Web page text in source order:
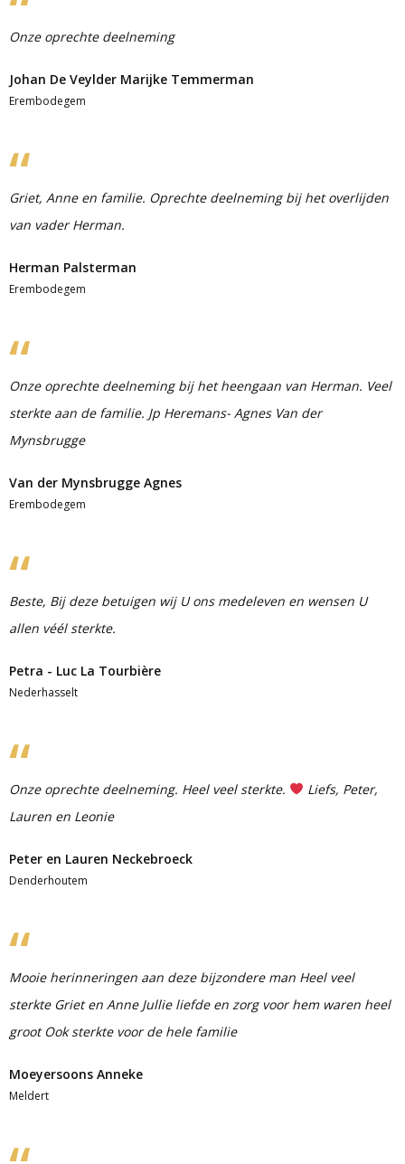
Onze oprechte deelneming
Johan De Veylder Marijke Temmerman
Erembodegem
Griet, Anne en familie. Oprechte deelneming bij het overlijden
van vader Herman.
Herman Palsterman
Erembodegem
Onze oprechte deelneming bij het heengaan van Herman. Veel
sterkte aan de familie. Jp Heremans- Agnes Van der
Mynsbrugge
Van der Mynsbrugge Agnes
Erembodegem
Beste, Bij deze betuigen wij U ons medeleven en wensen U
allen véél sterkte.
Petra - Luc La Tourbière
Nederhasselt
Onze oprechte deelneming. Heel veel sterkte.
Liefs, Peter,
Lauren en Leonie
Peter en Lauren Neckebroeck
Denderhoutem
Mooie herinneringen aan deze bijzondere man Heel veel
sterkte Griet en Anne Jullie liefde en zorg voor hem waren heel
groot Ook sterkte voor de hele familie
Moeyersoons Anneke
Meldert